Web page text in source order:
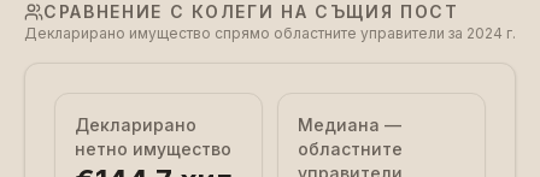
СРАВНЕНИЕ С КОЛЕГИ НА СЪЩИЯ ПОСТ
Декларирано имущество спрямо областните управители за 2024 г.
Декларирано
нетно имущество
Медиана —
областните
управители